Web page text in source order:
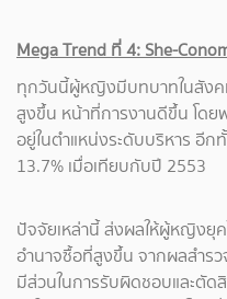
Mega Trend ที่ 4: She-
ทุกวันนี้ผู้หญิงมีบทบาทในสังค
สูงขึ้น หน้าที่การงานดีขึ้น โด
อยู่ในตำแหน่งระดับบริหาร อี
13.7% เมื่อเทียบกับปี 2553
ปัจจัยเหล่านี้ ส่งผลให้ผู้หญิงยุ
อำนาจซื้อที่สูงขึ้น จากผลสำร
มีส่วนในการรับผิดชอบและตัด